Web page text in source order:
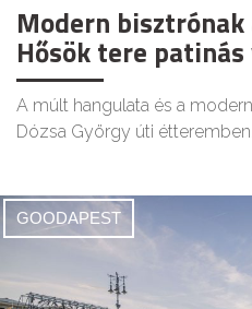
Modern
Hősök tere
A múlt hangulata és a
Dózsa György úti étteremben.
GOODAPEST